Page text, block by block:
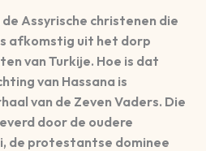
Assyrische christenen die
afkomstig uit het dorp
van Turkije. Hoe is dat
van Hassana is
van de Zeven Vaders. Die
door de oudere
de protestantse dominee